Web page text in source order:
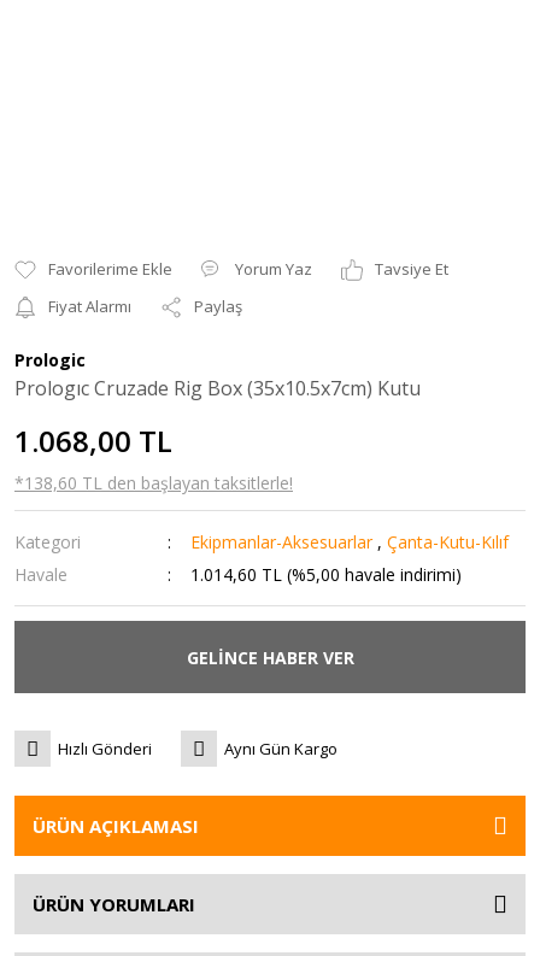
Yorum Yaz
Tavsiye Et
Fiyat Alarmı
Paylaş
Prologic
Prologıc Cruzade Rig Box (35x10.5x7cm) Kutu
1.068,00 TL
*138,60 TL den başlayan taksitlerle!
Kategori Ekipmanlar-Aksesuarlar ,Çanta-Kutu-Kılıf
Havale
1.014,60 TL (%5,00 havale indirimi)
GELİNCE HABER VER
Hızlı Gönderi Aynı Gün Kargo
ÜRÜN AÇIKLAMASI
ÜRÜN YORUMLARI